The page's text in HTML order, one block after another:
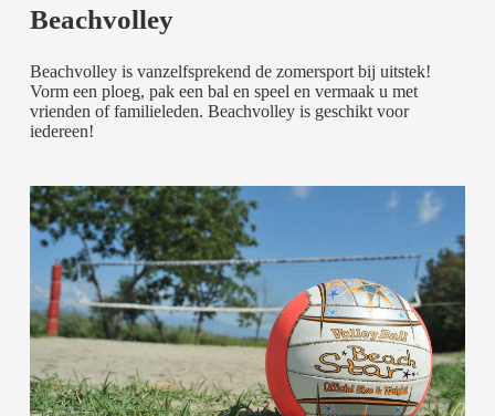
Beachvolley
Beachvolley is vanzelfsprekend de zomersport bij uitstek!
Vorm een ploeg, pak een bal en speel en vermaak u met
vrienden of familieleden. Beachvolley is geschikt voor
iedereen!